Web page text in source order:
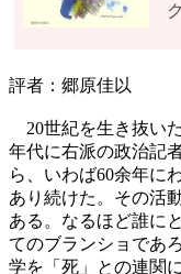
評者：郷原佳以
20世紀を生き抜い
年代に右派の政治記
ら、いわば60余年に
あり続けた。その活
ある。なるほど誰に
てのブランショであ
学を「死」との連関